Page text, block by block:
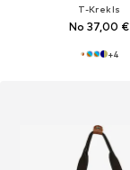
T-Krekls
No 37,00 €
+4